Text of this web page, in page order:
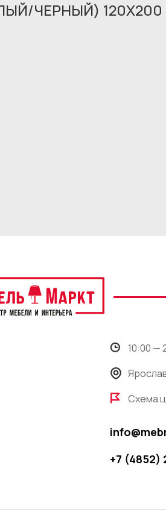
ЧЕРНЫЙ) 120X200
10:00 —
Схема
+7 (4852)